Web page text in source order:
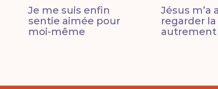
Je me suis enfin
sentie aimée pour
moi-même
Jésus m’a
regarder
autrement